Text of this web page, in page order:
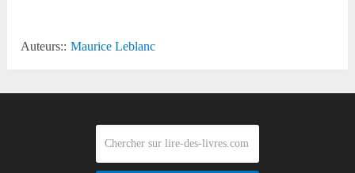
Auteurs:: Maurice Leblanc